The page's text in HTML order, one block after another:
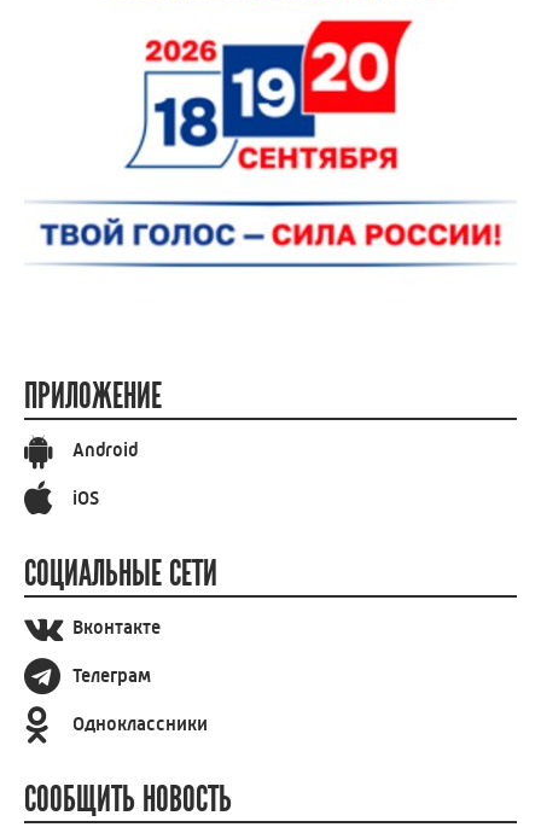
ПРИЛОЖЕНИЕ
Android
iOS
СОЦИАЛЬНЫЕ СЕТИ
Вконтакте
Телеграм
Одноклассники
СООБЩИТЬ НОВОСТЬ